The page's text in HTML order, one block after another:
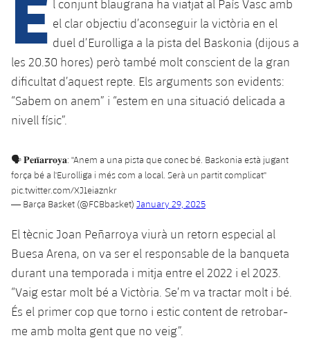
plusicon
més
Instal·lacions
Spotify Camp Nou
Palau Blaugrana
Estadi Johan Cruyff
Barça Cafe
Ciutat Esportiva
La Masia
Serveis
Serveis Mèdics
plusicon
més
Acreditacions
SUB13
SUB12
SUB11 A
SUB10 A
SUB10 B
SUB9 A
SUB9 B
SUB8 B
SUB13 B
SUB12 C
SUB11 C
Entrades
Gameday Shows
Resultats
Jugadors
Fotos
Palmarès
Base
Barça Atlètic
Junior
Cadet A
Infantil A
Infantil B
Campus Estiu
PLUSICON
MÉS
Primer Equip
plusicon
més
Actualitat
Entrades
Classificació
Jugadors
Barça Atlètic
plusicon
més
Actualitat
Calendari
Classificació
Jugadors
Fotos
Base
plusicon
més
Actualitat
Juvenil
Cadet A
Cadet B
Infantil A
PLUSICON
MÉS
Primer equip
plusicon
més
Actualitat
Entrades
Barça Atlètic
plusicon
més
Calendari
Base
plusicon
més
l conjunt blaugrana ha viatjat al País Vasc amb
el clar objectiu d’aconseguir la victòria en el
duel d’Eurolliga a la pista del Baskonia (dijous a
les 20.30 hores) però també molt conscient de la gran
dificultat d’aquest repte. Els arguments son evidents:
“Sabem on anem” i “estem en una situació delicada a
nivell físic”.
🗣 𝐏𝐞𝐧̃𝐚𝐫𝐫𝐨𝐲𝐚: "Anem a una pista que conec bé. Baskonia està jugant
força bé a l'Eurolliga i més com a local. Serà un partit complicat"
pic.twitter.com/XJ1eiaznkr
— Barça Basket (@FCBbasket) January 29, 2025
El tècnic Joan Peñarroya viurà un retorn especial al
Buesa Arena, on va ser el responsable de la banqueta
durant una temporada i mitja entre el 2022 i el 2023.
“Vaig estar molt bé a Victòria. Se’m va tractar molt i bé.
És el primer cop que torno i estic content de retrobar-
me amb molta gent que no veig”.